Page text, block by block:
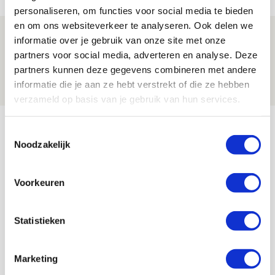
personaliseren, om functies voor social media te bieden
en om ons websiteverkeer te analyseren. Ook delen we
informatie over je gebruik van onze site met onze
partners voor social media, adverteren en analyse. Deze
partners kunnen deze gegevens combineren met andere
informatie die je aan ze hebt verstrekt of die ze hebben
verzameld op basis van je gebruik van hun services.
Noodzakelijk
Voorkeuren
Statistieken
Marketing
Drie dingen die je moet weten over
Ajax - Shelbourne
06 AUGUSTUS 2026 - 09:33
NIEUWS
Bekijk meer
AGENDA
23
Selectiedag ballenjongens/-meiden